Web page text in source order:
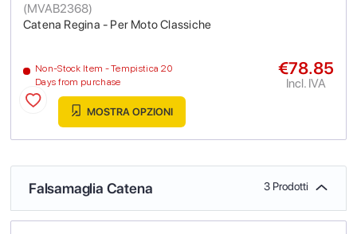
Catena Regina - Per Moto Classiche
(MVAB2368)
Non-Stock Item - Tempistica 20
Days from purchase
€78.85
Incl. IVA
MOSTRA OPZIONI
Falsamaglia Catena 3 Prodotti